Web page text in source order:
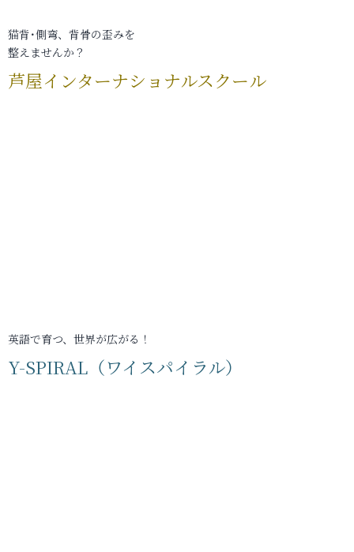
猫背･側弯、背骨の歪みを
整えませんか？
芦屋インターナショナルスクール
英語で育つ、世界が広がる！
Y-SPIRAL（ワイスパイラル）